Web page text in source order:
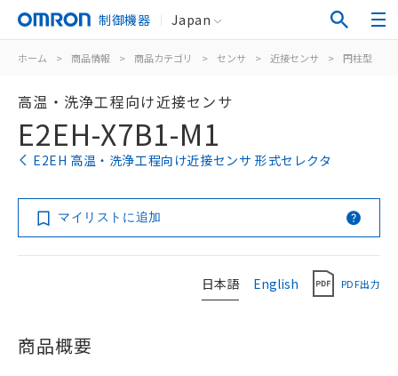
制御機器 Japan
ホーム > 商品情報 > 商品カテゴリ > センサ > 近接センサ > 円柱型
高温・洗浄工程向け近接センサ
E2EH-X7B1-M1
E2EH 高温・洗浄工程向け近接センサ 形式セレクタ
マイリストに追加
日本語 English PDF出力
商品概要